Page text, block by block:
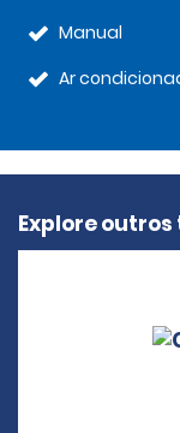
Manual
Ar
Explore